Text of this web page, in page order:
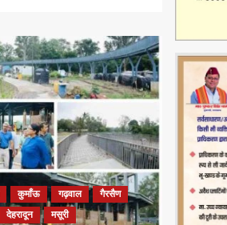
कुमाँऊ गढ़वाल
गैरसैण
देहरादून मसूरी